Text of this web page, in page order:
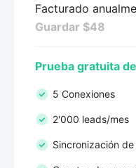
Facturado
Guardar $48
Prueba gratuita
5 Conexiones
2'000 leads/mes
Sincronización